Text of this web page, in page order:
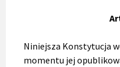
Niniejsza Konstytucja
momentu jej